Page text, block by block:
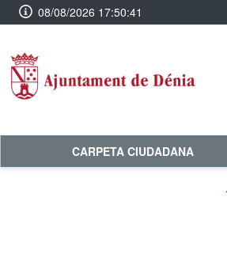
08/08/2026 17:50:41
CARPETA CIUDADANA